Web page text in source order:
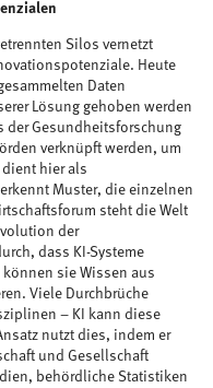
Silos vernetzt
Heute
Daten
Lösung gehoben werden
der Gesundheitsforschung
verknüpft werden, um
dient hier als
Muster, die einzelnen
steht die Welt
der
dass KI-Systeme
sie Wissen aus
Viele Durchbrüche
– KI kann diese
nutzt dies, indem er
und Gesellschaft
behördliche Statistiken